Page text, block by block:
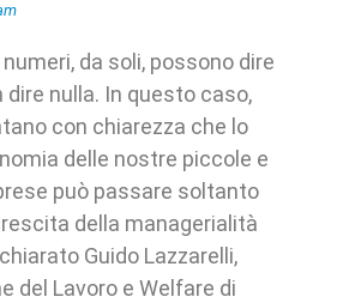
da soli, possono dire
nulla. In questo caso,
con chiarezza che lo
delle nostre piccole e
può passare soltanto
della managerialità
Guido Lazzarelli,
del Lavoro e Welfare di